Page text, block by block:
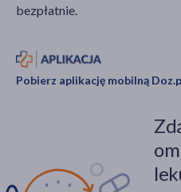
bezpłatnie.
Pobierz aplikację mobilną